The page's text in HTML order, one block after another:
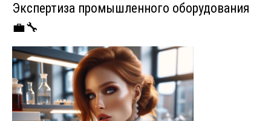
Экспертиза промышленного оборудования
💼🔧